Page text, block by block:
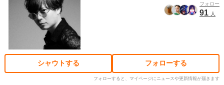
フォロー
91 人
シャウトする フォローする
フォローすると、マイページにニュースや更新情報が届きます